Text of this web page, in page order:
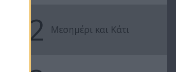
2 Μεσημέρι και Κάτι